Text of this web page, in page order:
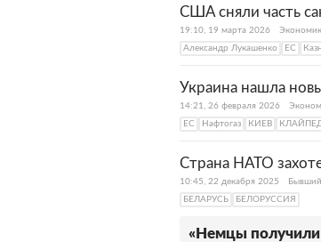
США сняли часть
19:10, 19 марта 2026
Александр Лукашенко
ЕС
Украина нашла
14:21, 26 февраля 2026
ЕС
Нафтогаз КИЕВ
Страна НАТО
10:45, 22 декабря 2025
БЕЛАРУСЬ
БЕЛОРУССИЯ
«Немцы